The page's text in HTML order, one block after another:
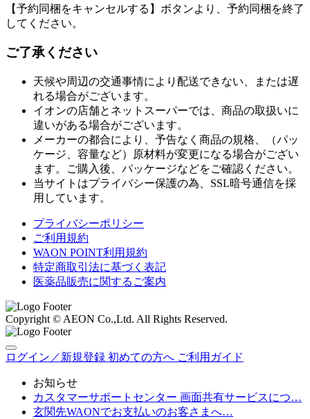
【予約同梱をキャンセルする】ボタンより、予約同梱を終了
してください。
ご了承ください
天候や周辺の交通事情により配送できない、または遅
れる場合がございます。
イオンの店舗とネットスーパーでは、商品の取扱いに
違いがある場合がございます。
メーカーの都合により、予告なく商品の規格、（パッ
ケージ、容量など）原材料が変更になる場合がござい
ます。ご購入後、パッケージなどをご確認ください。
当サイトはプライバシー保護の為、SSL暗号通信を採
用しています。
プライバシーポリシー
ご利用規約
WAON POINT利用規約
特定商取引法に基づく表記
医薬品販売に関するご案内
Copyright © AEON Co.,Ltd. All Rights Reserved.
ログイン／新規登録 初めての方へ ご利用ガイド
お知らせ
カスタマーサポートセンター 画面共有サービスにつ…
玄関先WAONでお支払いのお客さまへ…